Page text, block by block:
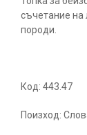
съчетание на
породи.
Код: 443.47
Поизход: